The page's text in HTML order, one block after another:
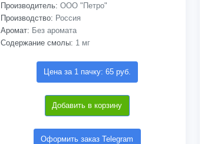
Производитель: ООО "Петро"
Производство: Россия
Аромат: Без аромата
Содержание смолы: 1 мг
Цена за 1 пачку: 65 руб.
Добавить в корзину
Оформить заказ Telegram